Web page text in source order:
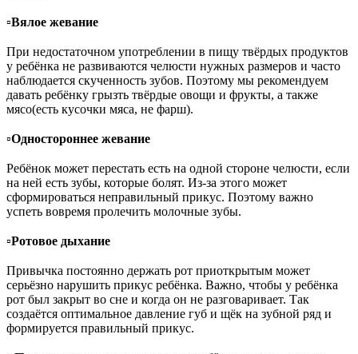
▫️Вялое жевание
При недостаточном употреблении в пищу твёрдых продуктов
у ребёнка не развиваются челюсти нужных размеров и часто
наблюдается скученность зубов. Поэтому мы рекомендуем
давать ребёнку грызть твёрдые овощи и фрукты, а также
мясо(есть кусочки мяса, не фарш).
▫️Одностороннее жевание
Ребёнок может перестать есть на одной стороне челюсти, если
на ней есть зубы, которые болят. Из-за этого может
сформироваться неправильный прикус. Поэтому важно
успеть вовремя пролечить молочные зубы.
▫️Ротовое дыхание
Привычка постоянно держать рот приоткрытым может
серьёзно нарушить прикус ребёнка. Важно, чтобы у ребёнка
рот был закрыт во сне и когда он не разговаривает. Так
создаётся оптимальное давление губ и щёк на зубной ряд и
формируется правильный прикус.